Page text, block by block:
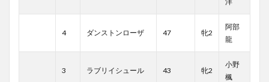
4 ダンストンローザ 47 牝2
阿部
龍
3 ラブリイシュール 43 牝2
小野
楓